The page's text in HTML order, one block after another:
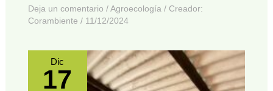
Deja un comentario /Agroecología/ Creador:
Corambiente / 11/12/2024
Dic
17